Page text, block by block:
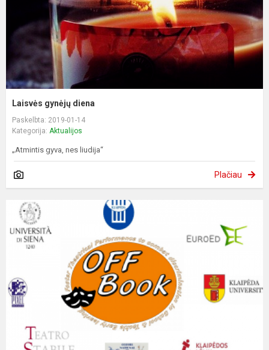
Laisvės gynėjų diena
Paskelbta: 2019-01-14
Kategorija: Aktualijos
„Atmintis gyva, nes liudija“
Plačiau